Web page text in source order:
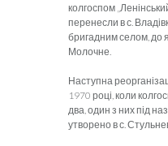
колгоспом
перенесли в с.
бригадним селом, до
Молочне.
Наступна
1970 році, коли
два, один з них під
утворено в с.